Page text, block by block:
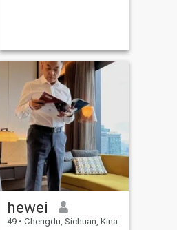
hewei
49 • Chengdu, Sichuan, Kina